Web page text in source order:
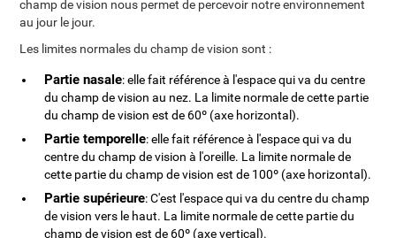
champ de vision nous permet de percevoir notre environnement
au jour le jour.
Les limites normales du champ de vision sont :
Partie nasale: elle fait référence à l'espace qui va du centre
du champ de vision au nez. La limite normale de cette partie
du champ de vision est de 60º (axe horizontal).
Partie temporelle: elle fait référence à l'espace qui va du
centre du champ de vision à l'oreille. La limite normale de
cette partie du champ de vision est de 100º (axe horizontal).
Partie supérieure: C'est l'espace qui va du centre du champ
de vision vers le haut. La limite normale de cette partie du
champ de vision est de 60º (axe vertical).